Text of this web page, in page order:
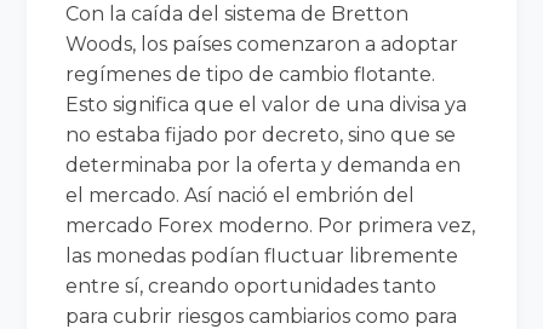
Con la caída del sistema de Bretton
Woods, los países comenzaron a adoptar
regímenes de tipo de cambio flotante.
Esto significa que el valor de una divisa ya
no estaba fijado por decreto, sino que se
determinaba por la oferta y demanda en
el mercado. Así nació el embrión del
mercado Forex moderno. Por primera vez,
las monedas podían fluctuar libremente
entre sí, creando oportunidades tanto
para cubrir riesgos cambiarios como para